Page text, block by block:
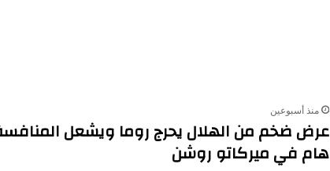
منذ أسبوعين
عرض ضخم من الهلال يحرج روما ويشعل
هام في ميركاتو روشن